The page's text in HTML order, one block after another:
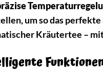
um so das
Kräutertee –